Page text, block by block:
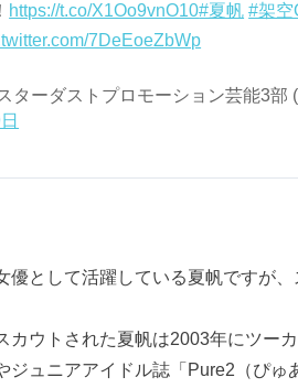
https://t.co/X1Oo9vnO10#夏帆 #架空
7DeEoeZbWp
ターダストプロモーション芸能3部
優として活躍している夏帆ですが
カウトされた夏帆は2003年にツー
ジュニアアイドル誌「Pure2（ぴゅ